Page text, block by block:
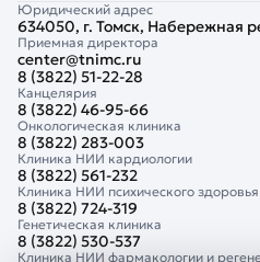
Юридический адрес
634050, г. Томск, Набережная
Приемная директора
center@tnimc.ru
8 (3822) 51-22-28
Канцелярия
8 (3822) 46-95-66
Онкологическая клиника
8 (3822) 283-003
Клиника НИИ кардиологии
8 (3822) 561-232
Клиника НИИ психического здоровья
8 (3822) 724-319
Генетическая клиника
8 (3822) 530-537
Клиника НИИ фармакологии и